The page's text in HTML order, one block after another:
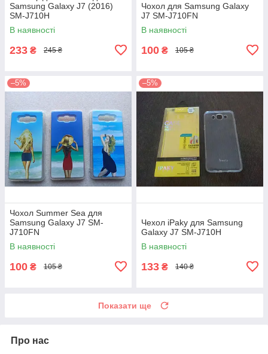
Samsung Galaxy J7 (2016)
SM-J710H
В наявності
233 ₴ 245 ₴
Чохол для Samsung Galaxy
J7 SM-J710FN
В наявності
100 ₴ 105 ₴
–5%
Чохол Summer Sea для
Samsung Galaxy J7 SM-
J710FN
В наявності
100 ₴ 105 ₴
–5%
Чехол iPaky для Samsung
Galaxy J7 SM-J710H
В наявності
133 ₴ 140 ₴
Показати ще
Про нас